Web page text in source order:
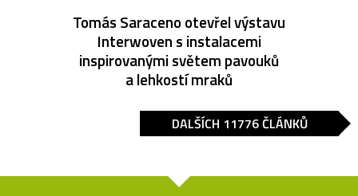
Tomás Saraceno otevřel výstavu
Interwoven s instalacemi
inspirovanými světem pavouků
a lehkostí mraků
DALŠÍCH 11776 ČLÁNKŮ